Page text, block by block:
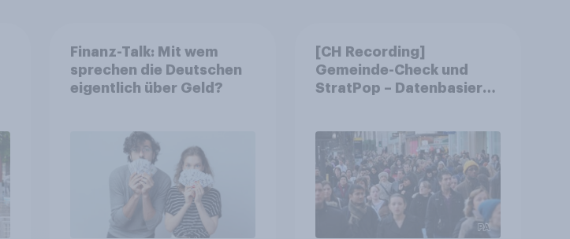
Finanz-Talk: Mit wem
sprechen die Deutschen
eigentlich über Geld?
[CH Recording]
Gemeinde-Check und
StratPop – Datenbasierte